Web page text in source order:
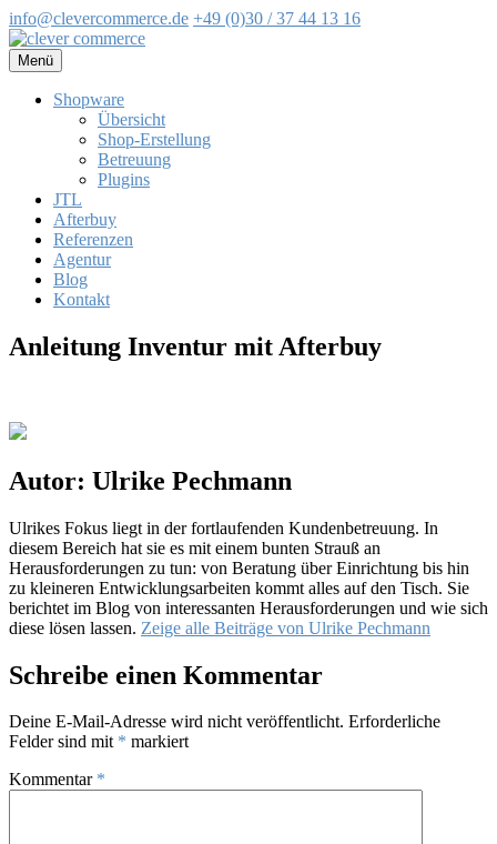
info@clevercommerce.de +49 (0)30 / 37 44 13 16
Zum
Inhalt
springen
Menü
Shopware
Übersicht
Shop-Erstellung
Betreuung
Plugins
JTL
Afterbuy
Referenzen
Agentur
Blog
Kontakt
Anleitung Inventur mit Afterbuy
Autor: Ulrike Pechmann
Ulrikes Fokus liegt in der fortlaufenden Kundenbetreuung. In
diesem Bereich hat sie es mit einem bunten Strauß an
Herausforderungen zu tun: von Beratung über Einrichtung bis hin
zu kleineren Entwicklungsarbeiten kommt alles auf den Tisch. Sie
berichtet im Blog von interessanten Herausforderungen und wie sich
diese lösen lassen. Zeige alle Beiträge von Ulrike Pechmann
Schreibe einen Kommentar
Deine E-Mail-Adresse wird nicht veröffentlicht. Erforderliche
Felder sind mit * markiert
Kommentar *